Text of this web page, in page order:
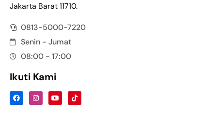
Jakarta Barat 11710.
0813-5000-7220
Senin - Jumat
08:00 - 17:00
Ikuti Kami